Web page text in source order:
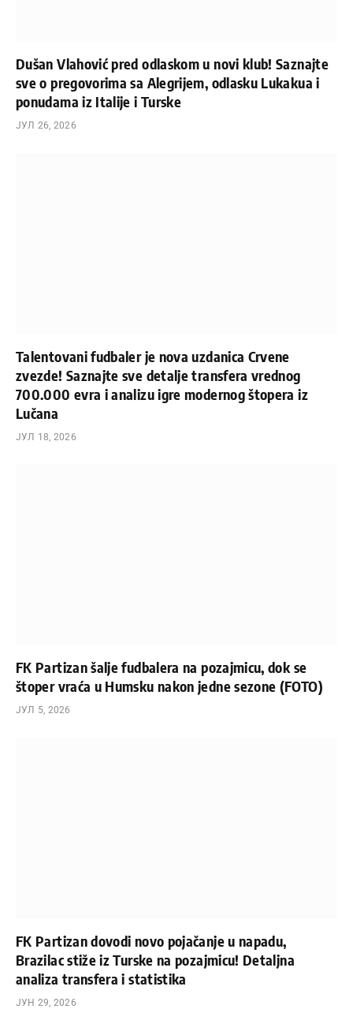
Dušan Vlahović pred odlaskom u novi klub! Saznajte
sve o pregovorima sa Alegrijem, odlasku Lukakua i
ponudama iz Italije i Turske
ЈУЛ 26, 2026
Talentovani fudbaler je nova uzdanica Crvene
zvezde! Saznajte sve detalje transfera vrednog
700.000 evra i analizu igre modernog štopera iz
Lučana
ЈУЛ 18, 2026
FK Partizan šalje fudbalera na pozajmicu, dok se
štoper vraća u Humsku nakon jedne sezone (FOTO)
ЈУЛ 5, 2026
FK Partizan dovodi novo pojačanje u napadu,
Brazilac stiže iz Turske na pozajmicu! Detaljna
analiza transfera i statistika
ЈУН 29, 2026